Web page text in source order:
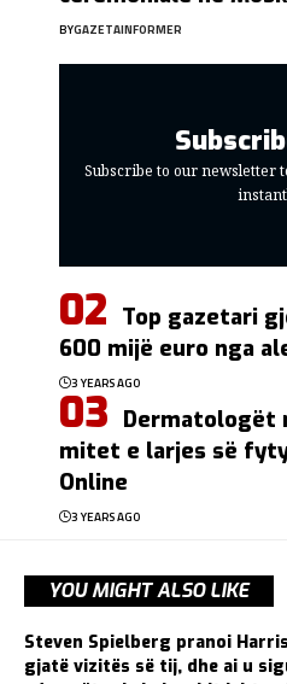
BYGAZETAINFORMER
Subscribe to our newsletter
Top gazetari
600 mijë euro nga
3 YEARS AGO
Dermatologët
mitet e larjes së
Online
3 YEARS AGO
YOU MIGHT ALSO LIKE
Steven Spielberg pranoi
gjatë vizitës së tij, dhe ai u